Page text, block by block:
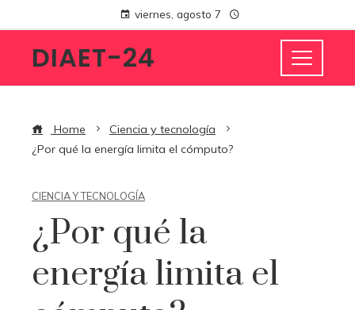
viernes, agosto 7
DIAET-24
Home
Ciencia y tecnología
¿Por qué la energía limita el cómputo?
CIENCIA Y TECNOLOGÍA
¿Por qué la
energía limita el